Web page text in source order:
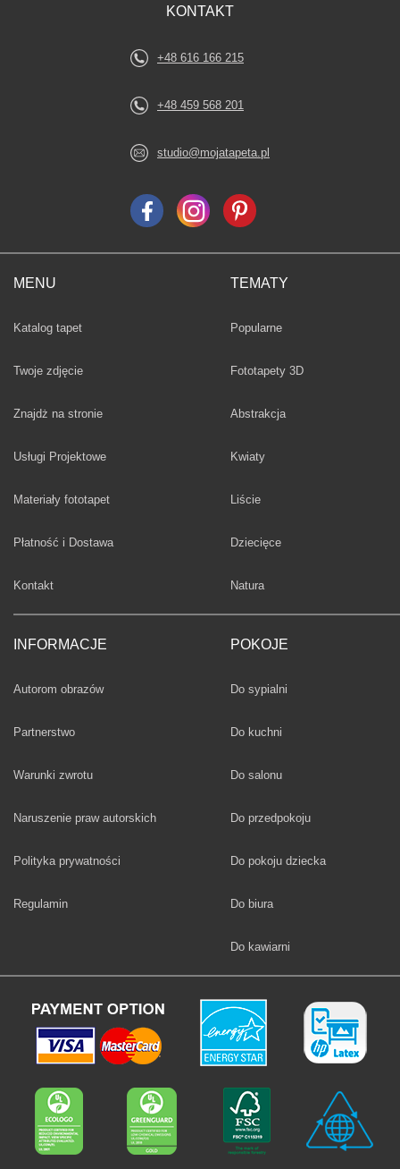
MENU
Katalog tapet
Twoje zdjęcie
Znajdż na stronie
Usługi Projektowe
Materiały fototapet
Płatność i Dostawa
Kontakt
INFORMACJE
Autorom obrazów
Partnerstwo
Warunki zwrotu
Naruszenie praw autorskich
Polityka prywatności
Regulamin
TEMATY
Fototapety
Popularne
Fototapety 3D
Fototapety
Abstrakcja
Fototapety
Kwiaty
Fototapety
Liście
Fototapety
Dziecięce
Fototapety
Natura
POKOJE
Fototapety
Do sypialni
Fototapety
Do kuchni
Fototapety
Do salonu
Fototapety
Do przedpokoju
Fototapety
Do pokoju dziecka
Fototapety
Do biura
Fototapety
Do kawiarni
KONTAKT
+48 616 166 215
+48 459 568 201
studio@mojatapeta.pl